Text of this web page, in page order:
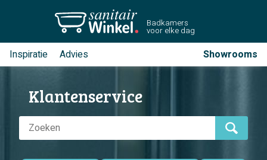
Badkamers
voor elke dag
Inspiratie Advies Showrooms
Klantenservice